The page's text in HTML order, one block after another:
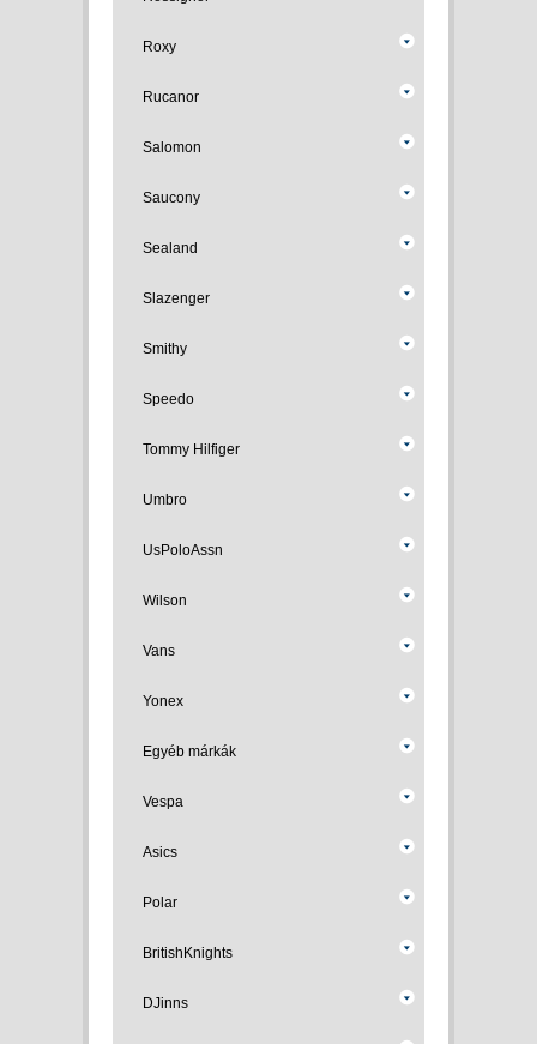
Roxy
Rucanor
Salomon
Saucony
Sealand
Slazenger
Smithy
Speedo
Tommy Hilfiger
Umbro
UsPoloAssn
Wilson
Vans
Yonex
Egyéb márkák
Vespa
Asics
Polar
BritishKnights
DJinns